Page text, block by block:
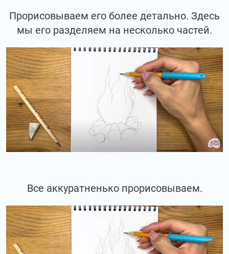
Прорисовываем его более детально. Здесь
мы его разделяем на несколько частей.
Все аккуратненько прорисовываем.